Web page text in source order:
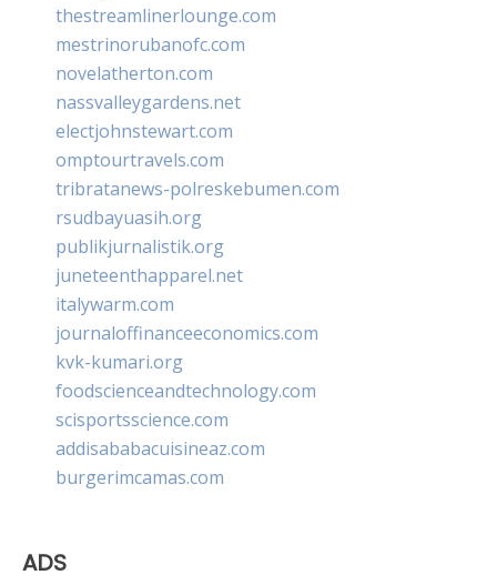
thestreamlinerlounge.com
mestrinorubanofc.com
novelatherton.com
nassvalleygardens.net
electjohnstewart.com
omptourtravels.com
tribratanews-polreskebumen.com
rsudbayuasih.org
publikjurnalistik.org
juneteenthapparel.net
italywarm.com
journaloffinanceeconomics.com
kvk-kumari.org
foodscienceandtechnology.com
scisportsscience.com
addisababacuisineaz.com
burgerimcamas.com
ADS